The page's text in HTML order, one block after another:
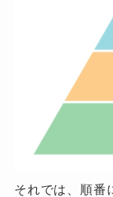
それでは、順番